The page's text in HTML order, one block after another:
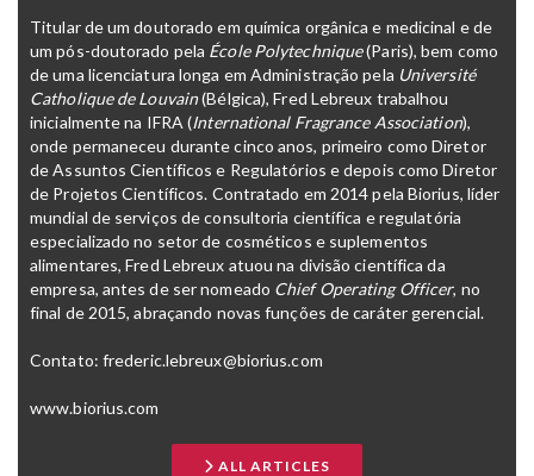
Titular de um doutorado em química orgânica e medicinal e de
um pós-doutorado pela École Polytechnique(Paris), bem como
de uma licenciatura longa em Administração pela Université
Catholique de Louvain(Bélgica), Fred Lebreux trabalhou
inicialmente na IFRA (International Fragrance Association),
onde permaneceu durante cinco anos, primeiro como Diretor
de Assuntos Científicos e Regulatórios e depois como Diretor
de Projetos Científicos. Contratado em 2014 pela Biorius, líder
mundial de serviços de consultoria científica e regulatória
especializado no setor de cosméticos e suplementos
alimentares, Fred Lebreux atuou na divisão científica da
empresa, antes de ser nomeado Chief Operating Officer, no
final de 2015, abraçando novas funções de caráter gerencial.
Contato: frederic.lebreux@biorius.com
www.biorius.com
ALL ARTICLES